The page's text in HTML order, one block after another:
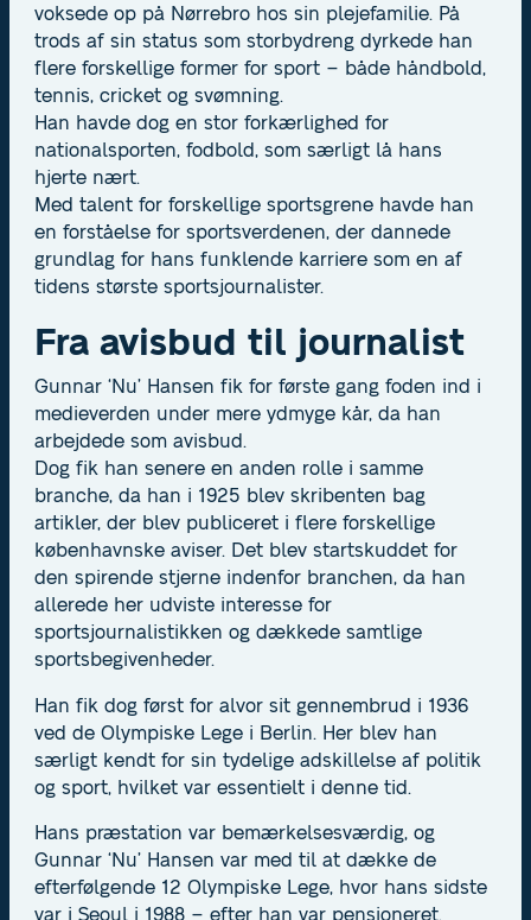
voksede op på Nørrebro hos sin plejefamilie. På
trods af sin status som storbydreng dyrkede han
flere forskellige former for sport – både håndbold,
tennis, cricket og svømning.
Han havde dog en stor forkærlighed for
nationalsporten, fodbold, som særligt lå hans
hjerte nært.
Med talent for forskellige sportsgrene havde han
en forståelse for sportsverdenen, der dannede
grundlag for hans funklende karriere som en af
tidens største sportsjournalister.
Fra avisbud til journalist
Gunnar ‘Nu’ Hansen fik for første gang foden ind i
medieverden under mere ydmyge kår, da han
arbejdede som avisbud.
Dog fik han senere en anden rolle i samme
branche, da han i 1925 blev skribenten bag
artikler, der blev publiceret i flere forskellige
københavnske aviser. Det blev startskuddet for
den spirende stjerne indenfor branchen, da han
allerede her udviste interesse for
sportsjournalistikken og dækkede samtlige
sportsbegivenheder.
Han fik dog først for alvor sit gennembrud i 1936
ved de Olympiske Lege i Berlin. Her blev han
særligt kendt for sin tydelige adskillelse af politik
og sport, hvilket var essentielt i denne tid.
Hans præstation var bemærkelsesværdig, og
Gunnar ‘Nu’ Hansen var med til at dække de
efterfølgende 12 Olympiske Lege, hvor hans sidste
var i Seoul i 1988 – efter han var pensioneret.